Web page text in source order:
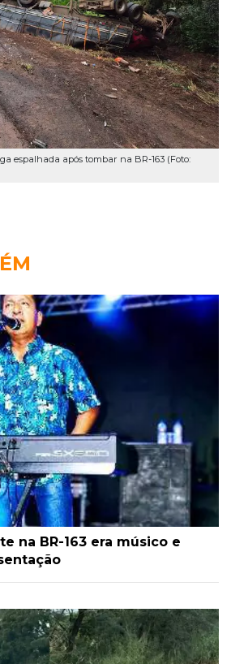
espalhada após tombar na BR-163 (Foto:
na BR-163 era músico e